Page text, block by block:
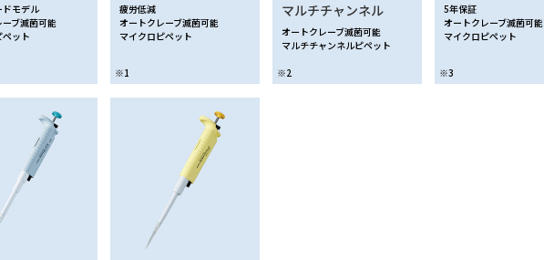
ドモデル
ブ滅菌可能
ペット
疲労低減
オートクレーブ滅菌可能
マイクロピペット
※1
マルチチャンネル
オートクレーブ滅菌可能
マルチチャンネルピペット
※2
5年保証
オートクレーブ滅菌可能
マイクロピペット
※3